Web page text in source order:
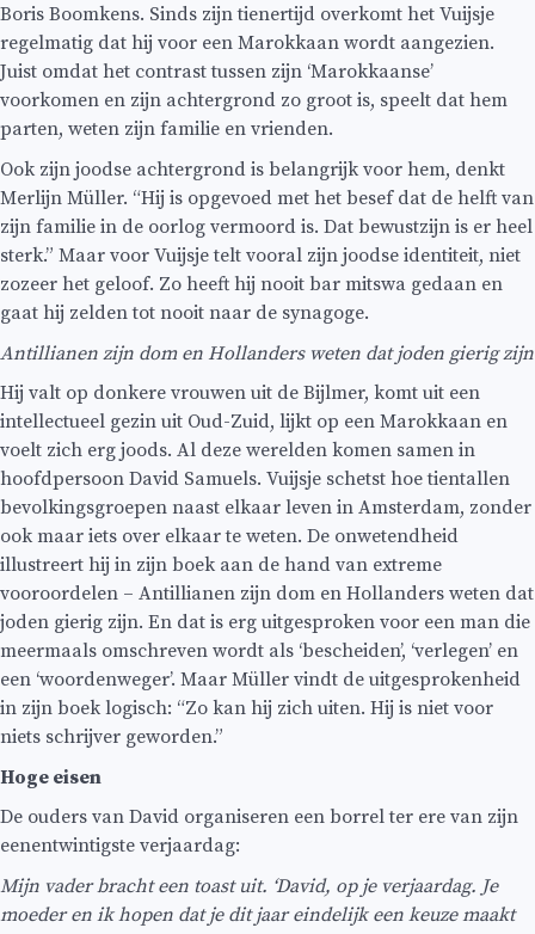
Boris Boomkens. Sinds zijn tienertijd overkomt het Vuijsje
regelmatig dat hij voor een Marokkaan wordt aangezien.
Juist omdat het contrast tussen zijn ‘Marokkaanse’
voorkomen en zijn achtergrond zo groot is, speelt dat hem
parten, weten zijn familie en vrienden.
Ook zijn joodse achtergrond is belangrijk voor hem, denkt
Merlijn Müller. “Hij is opgevoed met het besef dat de helft van
zijn familie in de oorlog vermoord is. Dat bewustzijn is er heel
sterk.” Maar voor Vuijsje telt vooral zijn joodse identiteit, niet
zozeer het geloof. Zo heeft hij nooit bar mitswa gedaan en
gaat hij zelden tot nooit naar de synagoge.
Antillianen zijn dom en Hollanders weten dat joden gierig zijn
Hij valt op donkere vrouwen uit de Bijlmer, komt uit een
intellectueel gezin uit Oud-Zuid, lijkt op een Marokkaan en
voelt zich erg joods. Al deze werelden komen samen in
hoofdpersoon David Samuels. Vuijsje schetst hoe tientallen
bevolkingsgroepen naast elkaar leven in Amsterdam, zonder
ook maar iets over elkaar te weten. De onwetendheid
illustreert hij in zijn boek aan de hand van extreme
vooroordelen – Antillianen zijn dom en Hollanders weten dat
joden gierig zijn. En dat is erg uitgesproken voor een man die
meermaals omschreven wordt als ‘bescheiden’, ‘verlegen’ en
een ‘woordenweger’. Maar Müller vindt de uitgesprokenheid
in zijn boek logisch: “Zo kan hij zich uiten. Hij is niet voor
niets schrijver geworden.”
Hoge eisen
De ouders van David organiseren een borrel ter ere van zijn
eenentwintigste verjaardag:
Mijn vader bracht een toast uit. ‘David, op je verjaardag. Je
moeder en ik hopen dat je dit jaar eindelijk een keuze maakt